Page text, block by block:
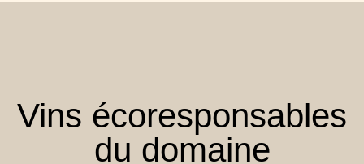
Vins écoresponsables
du domaine